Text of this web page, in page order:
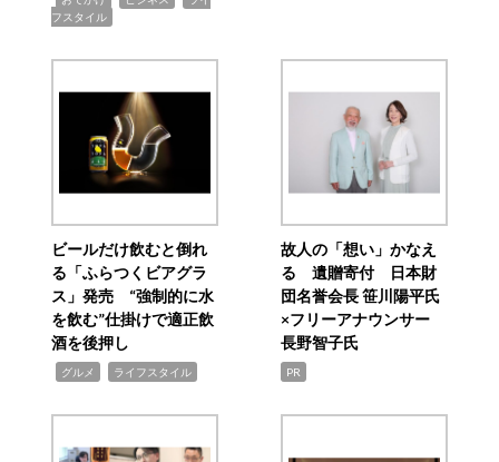
フスタイル
ビールだけ飲むと倒れ
る「ふらつくビアグラ
ス」発売 “強制的に水
を飲む”仕掛けで適正飲
酒を後押し
グルメ ライフスタイル
故人の「想い」かなえ
る 遺贈寄付 日本財
団名誉会長 笹川陽平氏
×フリーアナウンサー
長野智子氏
PR